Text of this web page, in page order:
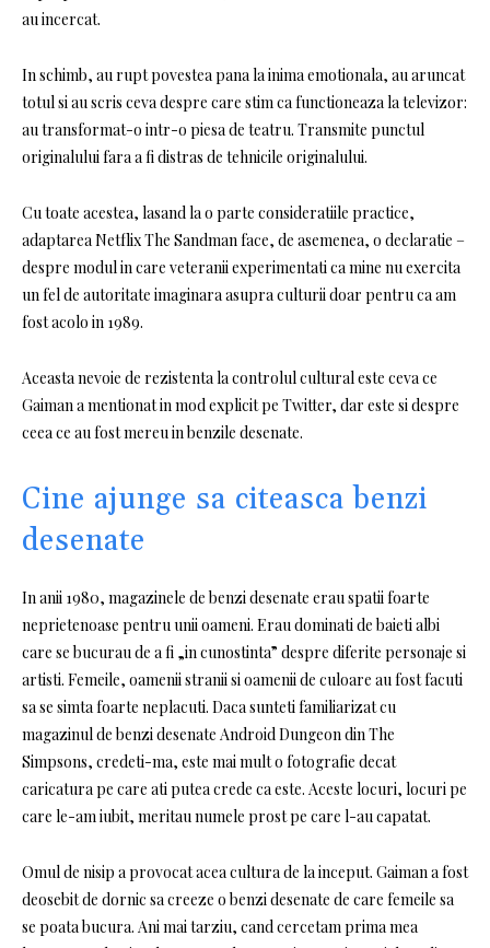
au incercat.
In schimb, au rupt povestea pana la inima emotionala, au aruncat
totul si au scris ceva despre care stim ca functioneaza la televizor:
au transformat-o intr-o piesa de teatru. Transmite punctul
originalului fara a fi distras de tehnicile originalului.
Cu toate acestea, lasand la o parte consideratiile practice,
adaptarea Netflix The Sandman face, de asemenea, o declaratie –
despre modul in care veteranii experimentati ca mine nu exercita
un fel de autoritate imaginara asupra culturii doar pentru ca am
fost acolo in 1989.
Aceasta nevoie de rezistenta la controlul cultural este ceva ce
Gaiman a mentionat in mod explicit pe Twitter, dar este si despre
ceea ce au fost mereu in benzile desenate.
Cine ajunge sa citeasca benzi
desenate
In anii 1980, magazinele de benzi desenate erau spatii foarte
neprietenoase pentru unii oameni. Erau dominati de baieti albi
care se bucurau de a fi „in cunostinta” despre diferite personaje si
artisti. Femeile, oamenii stranii si oamenii de culoare au fost facuti
sa se simta foarte neplacuti. Daca sunteti familiarizat cu
magazinul de benzi desenate Android Dungeon din The
Simpsons, credeti-ma, este mai mult o fotografie decat
caricatura pe care ati putea crede ca este. Aceste locuri, locuri pe
care le-am iubit, meritau numele prost pe care l-au capatat.
Omul de nisip a provocat acea cultura de la inceput. Gaiman a fost
deosebit de dornic sa creeze o benzi desenate de care femeile sa
se poata bucura. Ani mai tarziu, cand cercetam prima mea